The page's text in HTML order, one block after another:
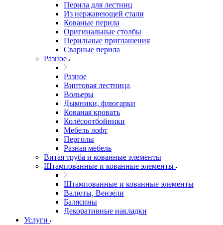
Перила для лестниц
Из нержавеющей стали
Кованые перила
Оригинальные столбы
Перильные приглашения
Сварные перила
Разное
Разное
Винтовая лестница
Вольеры
Дымники, флюгарки
Кованая кровать
Колёсоотбойники
Мебель лофт
Перголы
Разная мебель
Витая труба и кованные элементы
Штампованные и кованные элементы
Штампованные и кованные элементы
Валюты, Вензели
Балясины
Декоративные накладки
Услуги